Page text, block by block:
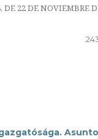
22 DE NOVIEMBRE